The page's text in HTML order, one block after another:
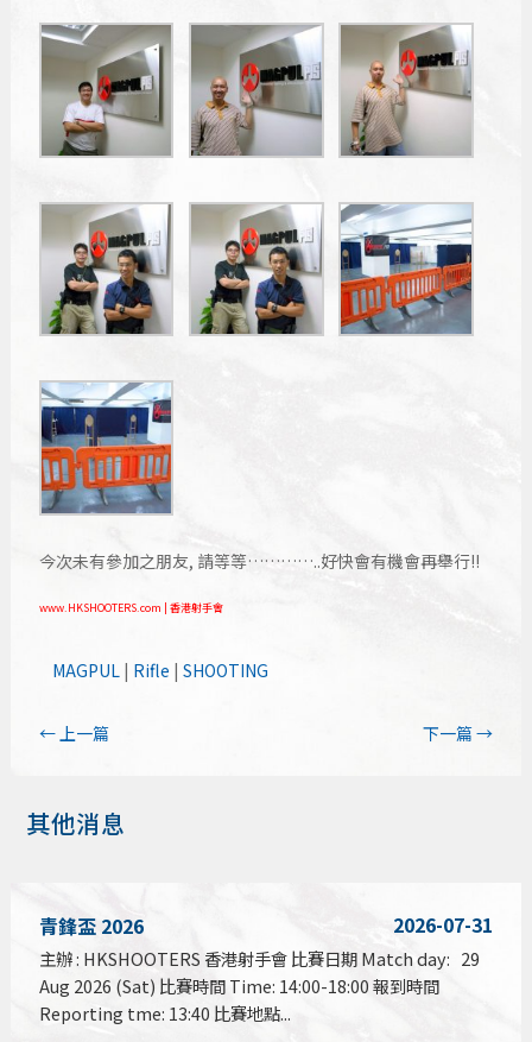
今次未有參加之朋友, 請等等…………..好快會有機會再舉行!!
www.HKSHOOTERS.com | 香港射手會
MAGPUL | Rifle |SHOOTING
← 上一篇 下一篇→
其他消息
青鋒盃 2026 2026-07-31
主辦 : HKSHOOTERS 香港射手會 比賽日期 Match day: 29
Aug 2026 (Sat) 比賽時間 Time: 14:00-18:00 報到時間
Reporting tme: 13:40 比賽地點...